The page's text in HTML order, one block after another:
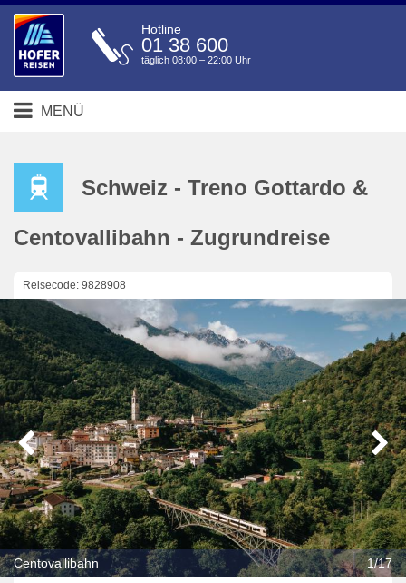
Hotline
01 38 600
täglich 08:00 – 22:00 Uhr
MENÜ
Schweiz - Treno Gottardo &
Centovallibahn - Zugrundreise
Reisecode: 9828908
Centovallibahn 1/17